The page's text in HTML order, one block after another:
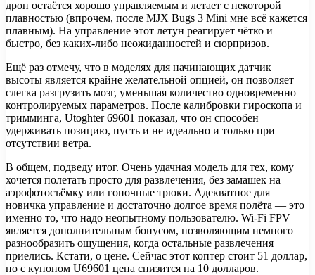
дрон остаётся хорошо управляемым и летает с некоторой
плавностью (впрочем, после MJX Bugs 3 Mini мне всё кажется
плавным). На управление этот летун реагирует чётко и
быстро, без каких-либо неожиданностей и сюрпризов.
Ещё раз отмечу, что в моделях для начинающих датчик
высоты является крайне желательной опцией, он позволяет
слегка разгрузить мозг, уменьшая количество одновременно
контролируемых параметров. После калибровки гироскопа и
тримминга, Utoghter 69601 показал, что он способен
удерживать позицию, пусть и не идеально и только при
отсутствии ветра.
В общем, подведу итог. Очень удачная модель для тех, кому
хочется полетать просто для развлечения, без замашек на
аэрофотосъёмку или гоночные трюки. Адекватное для
новичка управление и достаточно долгое время полёта — это
именно то, что надо неопытному пользователю. Wi-Fi FPV
является дополнительным бонусом, позволяющим немного
разнообразить ощущения, когда остальные развлечения
приелись. Кстати, о цене. Сейчас этот коптер стоит 51 доллар,
но с купоном U69601 цена снизится на 10 долларов.